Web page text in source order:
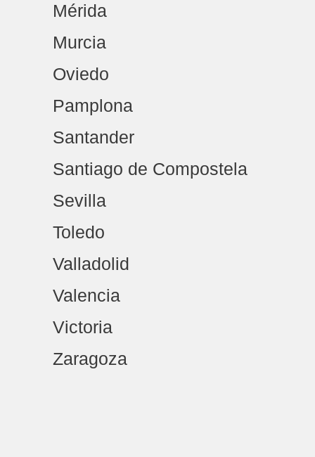
Mérida
Murcia
Oviedo
Pamplona
Santander
Santiago de Compostela
Sevilla
Toledo
Valladolid
Valencia
Victoria
Zaragoza